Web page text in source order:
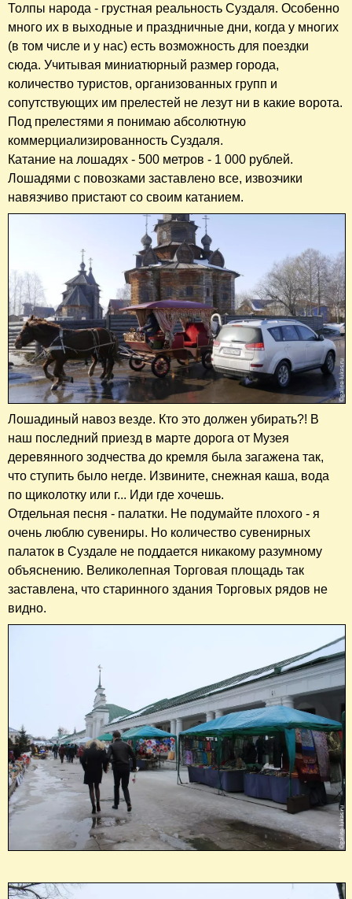
Толпы народа - грустная реальность Суздаля. Особенно
много их в выходные и праздничные дни, когда у многих
(в том числе и у нас) есть возможность для поездки
сюда. Учитывая миниатюрный размер города,
количество туристов, организованных групп и
сопутствующих им прелестей не лезут ни в какие ворота.
Под прелестями я понимаю абсолютную
коммерциализированность Суздаля.
Катание на лошадях - 500 метров - 1 000 рублей.
Лошадями с повозками заставлено все, извозчики
навязчиво пристают со своим катанием.
Лошадиный навоз везде. Кто это должен убирать?! В
наш последний приезд в марте дорога от Музея
деревянного зодчества до кремля была загажена так,
что ступить было негде. Извините, снежная каша, вода
по щиколотку или г... Иди где хочешь.
Отдельная песня - палатки. Не подумайте плохого - я
очень люблю сувениры. Но количество сувенирных
палаток в Суздале не поддается никакому разумному
объяснению. Великолепная Торговая площадь так
заставлена, что старинного здания Торговых рядов не
видно.